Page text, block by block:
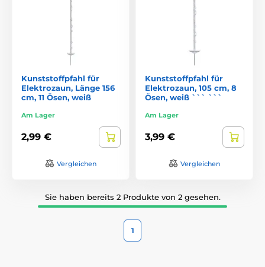
Kunststoffpfahl für
Elektrozaun, Länge 156
cm, 11 Ösen, weiß
Am Lager
2,99 €
Vergleichen
Kunststoffpfahl für
Elektrozaun, 105 cm, 8
Ösen, weiß ``` ```
Am Lager
3,99 €
Vergleichen
Sie haben bereits 2 Produkte von 2 gesehen.
1